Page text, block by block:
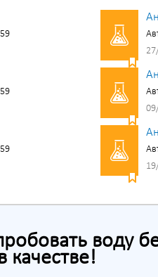
воду
качестве!